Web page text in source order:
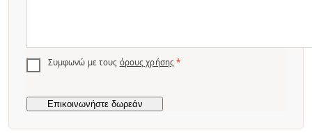
Συμφωνώ με τους όρους χρήσης *